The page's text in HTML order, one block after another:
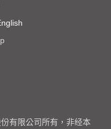
有限公司所有，非经本